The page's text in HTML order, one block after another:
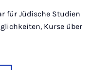
für Jüdische Studien
Kurse über